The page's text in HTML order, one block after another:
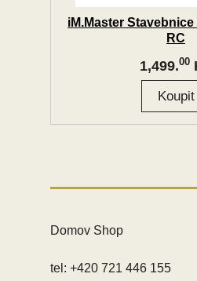
iM.Master
RC
1,499.00
Domov Shop
tel: +420 721 446 155